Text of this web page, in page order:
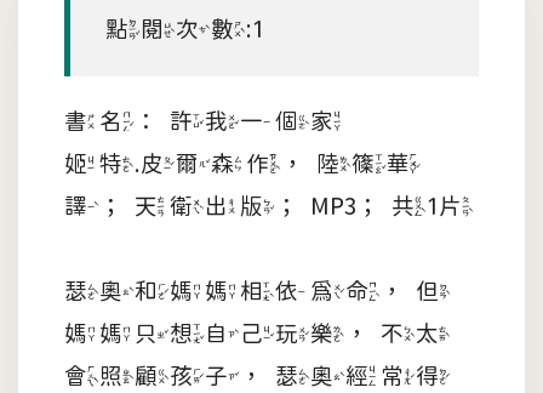
點閱次數:1
書名：許我一個家
姬特.皮爾森作，陸篠華
譯；天衛出版；MP3；共1片
瑟奧和媽媽相依為命，但
媽媽只想自己玩樂，不太
會照顧孩子，瑟奧經常得